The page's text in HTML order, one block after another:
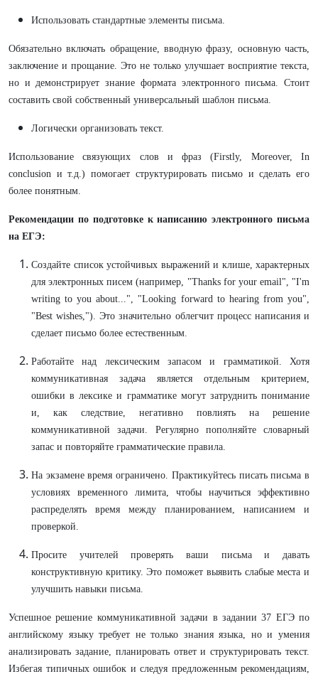
Использовать стандартные элементы письма.
Обязательно включать обращение, вводную фразу, основную часть,
заключение и прощание. Это не только улучшает восприятие текста,
но и демонстрирует знание формата электронного письма. Стоит
составить свой собственный универсальный шаблон письма.
Логически организовать текст.
Использование связующих слов и фраз (Firstly, Moreover, In
conclusion и т.д.) помогает структурировать письмо и сделать его
более понятным.
Рекомендации по подготовке к написанию электронного письма
на ЕГЭ:
Создайте список устойчивых выражений и клише, характерных
для электронных писем (например, "Thanks for your email", "I'm
writing to you about...", "Looking forward to hearing from you",
"Best wishes,"). Это значительно облегчит процесс написания и
сделает письмо более естественным.
Работайте над лексическим запасом и грамматикой. Хотя
коммуникативная задача является отдельным критерием,
ошибки в лексике и грамматике могут затруднить понимание
и, как следствие, негативно повлиять на решение
коммуникативной задачи. Регулярно пополняйте словарный
запас и повторяйте грамматические правила.
На экзамене время ограничено. Практикуйтесь писать письма в
условиях временного лимита, чтобы научиться эффективно
распределять время между планированием, написанием и
проверкой.
Просите учителей проверять ваши письма и давать
конструктивную критику. Это поможет выявить слабые места и
улучшить навыки письма.
Успешное решение коммуникативной задачи в задании 37 ЕГЭ по
английскому языку требует не только знания языка, но и умения
анализировать задание, планировать ответ и структурировать текст.
Избегая типичных ошибок и следуя предложенным рекомендациям,